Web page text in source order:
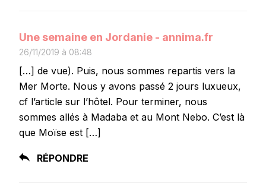
Une semaine en Jordanie - annima.fr
26/11/2019 à 08:48
[…] de vue). Puis, nous sommes repartis vers la
Mer Morte. Nous y avons passé 2 jours luxueux,
cf l’article sur l’hôtel. Pour terminer, nous
sommes allés à Madaba et au Mont Nebo. C’est là
que Moïse est […]
RÉPONDRE